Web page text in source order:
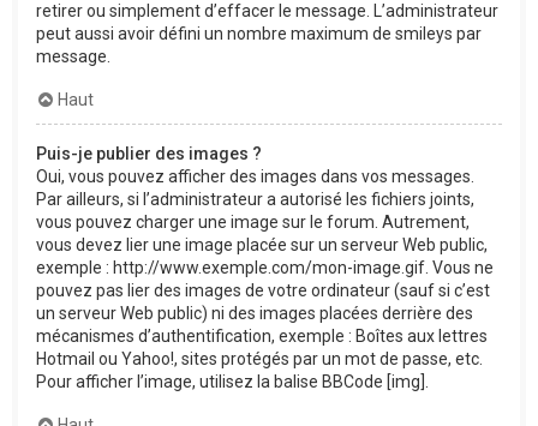
retirer ou simplement d’effacer le message. L’administrateur
peut aussi avoir défini un nombre maximum de smileys par
message.
Haut
Puis-je publier des images ?
Oui, vous pouvez afficher des images dans vos messages.
Par ailleurs, si l’administrateur a autorisé les fichiers joints,
vous pouvez charger une image sur le forum. Autrement,
vous devez lier une image placée sur un serveur Web public,
exemple : http://www.exemple.com/mon-image.gif. Vous ne
pouvez pas lier des images de votre ordinateur (sauf si c’est
un serveur Web public) ni des images placées derrière des
mécanismes d’authentification, exemple : Boîtes aux lettres
Hotmail ou Yahoo!, sites protégés par un mot de passe, etc.
Pour afficher l’image, utilisez la balise BBCode [img].